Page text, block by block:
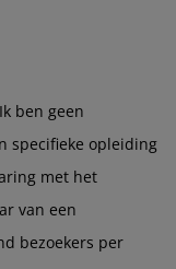
ben geen
specifieke opleiding
met het
van een
bezoekers per